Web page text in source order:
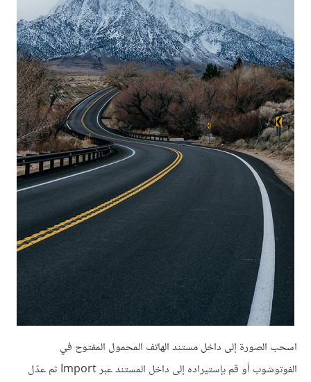
اسحب الصورة إلى داخل مستند الهاتف المحمول المفتوح في
الفوتوشوب أو قم بإستيراده إلى داخل المستند عبر Import ثم عدّل